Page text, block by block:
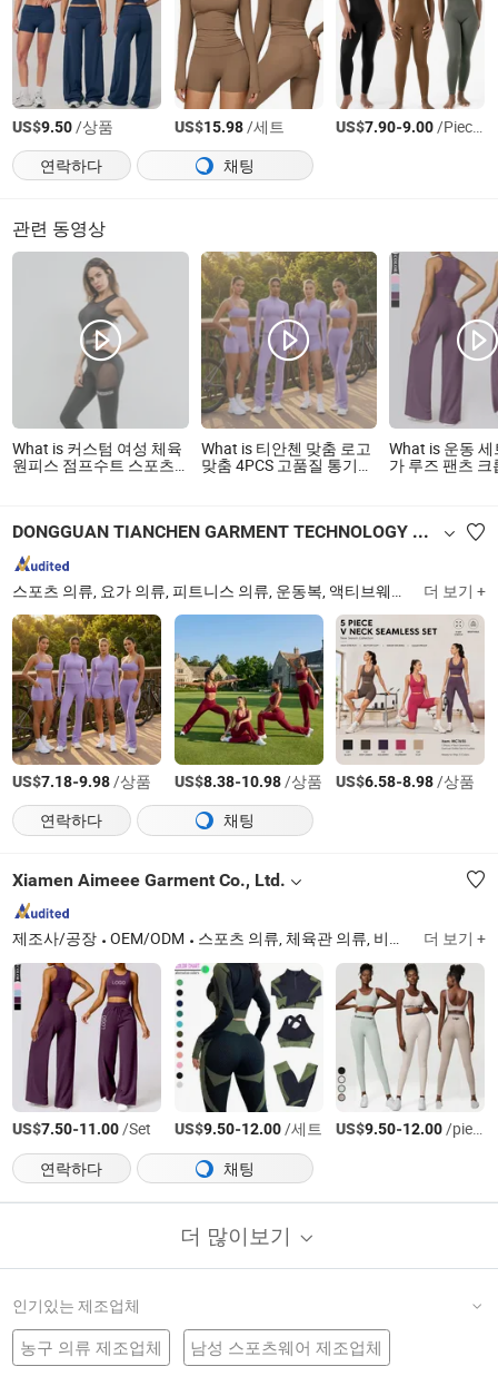
US$9.50/상품 US$15.98/세트 US$7.90-9.00/Pieces
연락하다
채팅
관련 동영상
What is 커스텀 여성 체육
원피스 점프수트 스포츠
What is 티안첸 맞춤 로고
맞춤 4PCS 고품질 통기성
지 + 플레어 요가 바지
What is 운동
가 루즈 팬츠 크
DONGGUAN TIANCHEN GARMENT TECHNOLOGY CO., LTD.
스포츠 의류, 요가 의류, 피트니스 의류, 운동복, 액티브웨어, 체육관 의류, 스포츠 브라, 요가 바지, 해변 의류, 수영복 더 보기 +
US$7.18-9.98/상품 US$8.38-10.98/상품 US$6.58-8.98/상품
연락하다
채팅
Xiamen Aimeee Garment Co., Ltd.
제조사/공장 OEM/ODM 스포츠 의류, 체육관 의류, 비키니, 요가 의류, 수영 의류 더 보기 +
US$7.50-11.00/Set US$9.50-12.00/세트 US$9.50-12.00/piece
연락하다
채팅
더 많이보기
인기있는 제조업체
농구 의류 제조업체 남성 스포츠웨어 제조업체